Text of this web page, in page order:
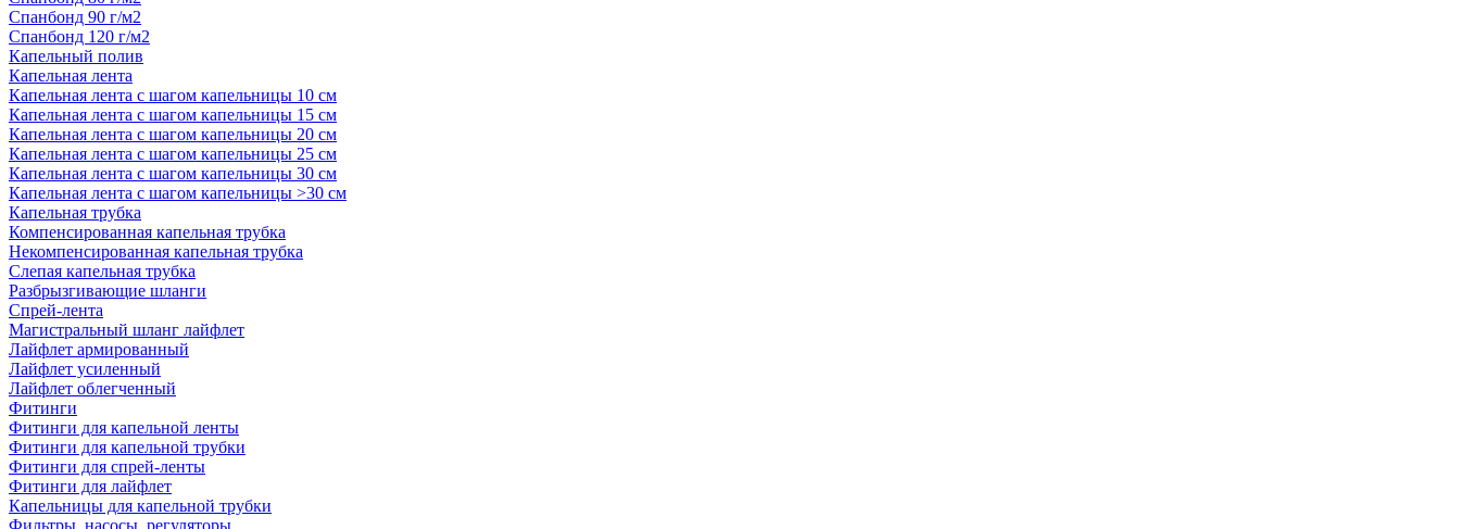
Спанбонд 90 г/м2
Спанбонд 120 г/м2
Капельный полив
Капельная лента
Капельная лента с шагом капельницы 10 см
Капельная лента с шагом капельницы 15 см
Капельная лента с шагом капельницы 20 см
Капельная лента с шагом капельницы 25 см
Капельная лента с шагом капельницы 30 см
Капельная лента с шагом капельницы >30 см
Капельная трубка
Компенсированная капельная трубка
Некомпенсированная капельная трубка
Слепая капельная трубка
Разбрызгивающие шланги
Спрей-лента
Магистральный шланг лайфлет
Лайфлет армированный
Лайфлет усиленный
Лайфлет облегченный
Фитинги
Фитинги для капельной ленты
Фитинги для капельной трубки
Фитинги для спрей-ленты
Фитинги для лайфлет
Капельницы для капельной трубки
Фильтры, насосы, регуляторы